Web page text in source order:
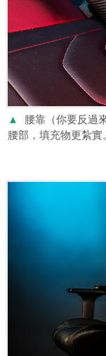
▲
腰靠（你要反過
腰部，填充物更紮實